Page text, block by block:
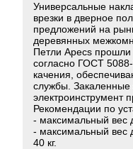
Универсальные
врезки в дверное
предложений на
деревянных
Петли Apecs
согласно ГОСТ
качения,
службы. Закаленные
электроинструмент
Рекомендации по
- максимальный вес
- максимальный вес
40 кг.